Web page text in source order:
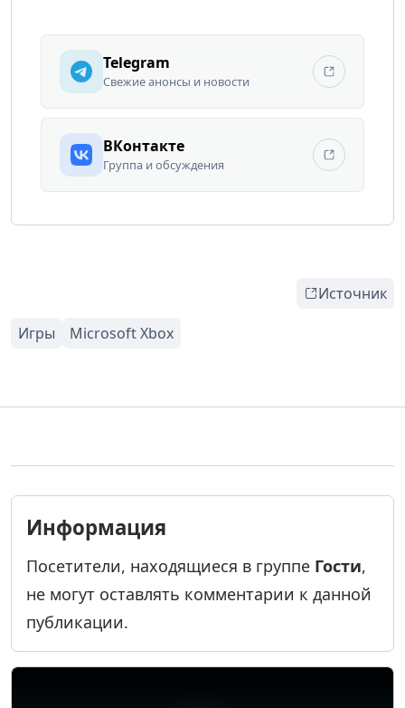
Telegram
Свежие анонсы и новости
ВКонтакте
Группа и обсуждения
Источник
Информация
Посетители, находящиеся в группе Гости,
не могут оставлять комментарии к данной
публикации.